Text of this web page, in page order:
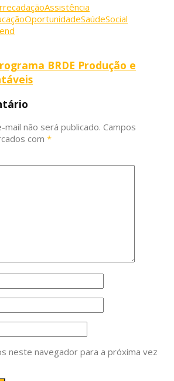
Assistência
OportunidadeSaúdeSocial
BRDE Produção e
não será publicado. Campos
com *
neste navegador para a próxima vez